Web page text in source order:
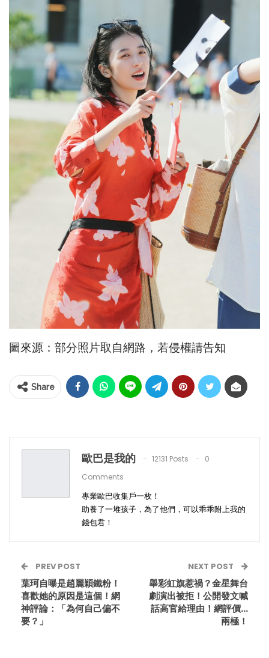
圖來源：部分照片取自網路，若侵權請告知
Share
歐巴是我的 12131 Posts
0
Comments
專業歐巴收集戶一枚！
助養了一堆孩子，為了他們，可以乖乖附上我的
錢包君！
PREV POST
葉珂自曝是趙麗穎鐵粉！
喜歡她的原因是這個！網
神評論：「為何自己偏不
要？」
NEXT POST
舉彩虹旗惹禍？金星舞台
劇演出被拒！公開發文喊
話高官給理由！網評價…
兩極！